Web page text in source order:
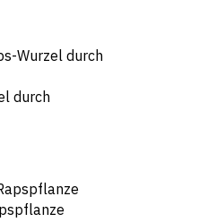
durch